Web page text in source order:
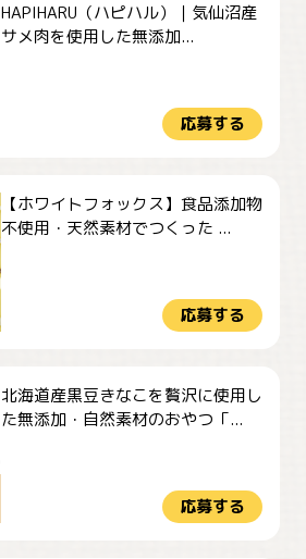
HAPIHARU（ハピハル）｜気仙沼産
サメ肉を使用した無添加...
応募する
【ホワイトフォックス】食品添加物
不使用・天然素材でつくった ...
応募する
北海道産黒豆きなこを贅沢に使用し
た無添加・自然素材のおやつ「...
応募する